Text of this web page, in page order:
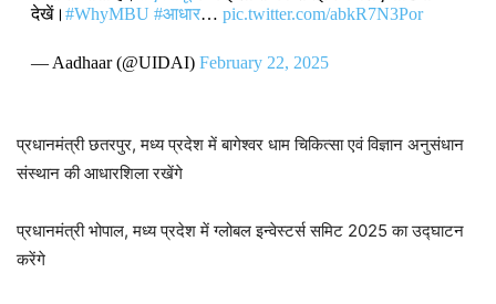
देखें। #WhyMBU #आधार… pic.twitter.com/abkR7N3Por
— Aadhaar (@UIDAI) February 22, 2025
प्रधानमंत्री छतरपुर, मध्य प्रदेश में बागेश्वर धाम चिकित्सा एवं विज्ञान अनुसंधान
संस्थान की आधारशिला रखेंगे
प्रधानमंत्री भोपाल, मध्य प्रदेश में ग्लोबल इन्वेस्टर्स समिट 2025 का उद्घाटन
करेंगे